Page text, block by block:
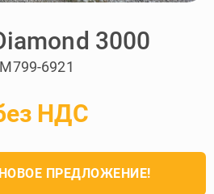
3000
6921
НДС
ПРЕДЛОЖЕНИЕ!